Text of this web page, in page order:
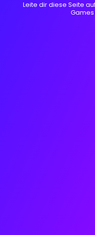
Leite dir diese Seite